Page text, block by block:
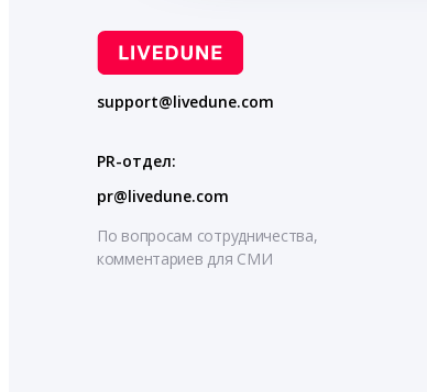
support@livedune.com
PR-отдел:
pr@livedune.com
По вопросам сотрудничества,
комментариев для СМИ